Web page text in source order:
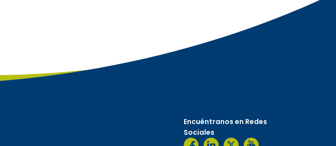
Encuéntranos en Redes
Sociales